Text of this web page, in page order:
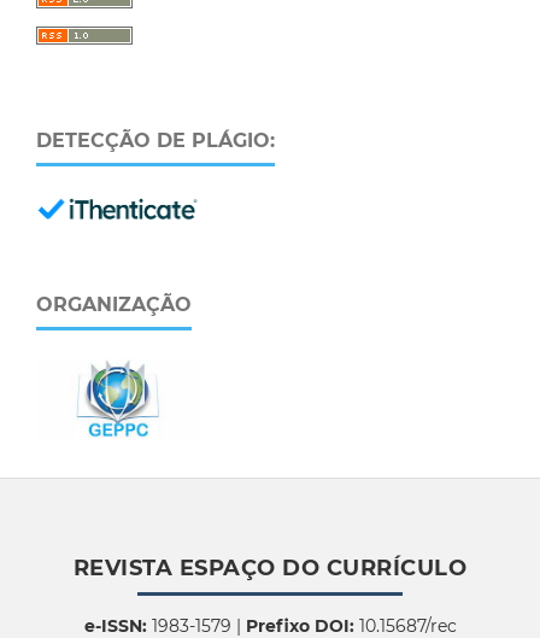
DETECÇÃO DE PLÁGIO:
ORGANIZAÇÃO
REVISTA ESPAÇO DO CURRÍCULO
e-ISSN:1983-1579 | Prefixo DOI:10.15687/rec